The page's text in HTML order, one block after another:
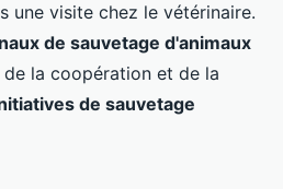
une visite chez le vétérinaire.
de sauvetage d'animaux
la coopération et de la
de sauvetage